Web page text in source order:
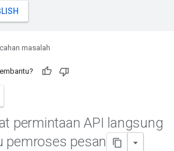
masalah
permintaan API langsung
pemroses pesan